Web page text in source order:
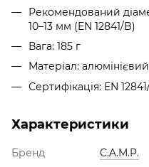
Рекомендований
10–13 мм (EN 12841/B)
Вага: 185 г
Матеріал:
Сертифікація: EN
Характеристики
Бренд C.A.M.P.